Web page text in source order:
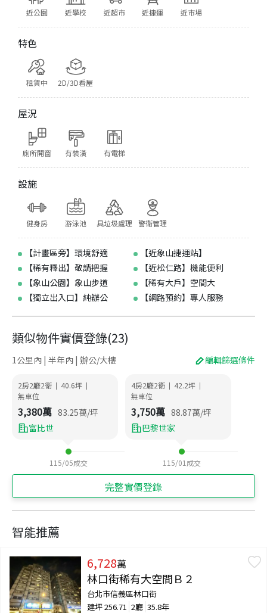
近公園 近學校 近超市 近捷運 近市場
特色
租賃中 2D/3D看屋
屋況
廁所開窗 有裝潢 有電梯
設施
健身房 游泳池 具垃圾處理 警衛管理
【計畫區旁】環境舒適
【近象山捷運站】
【稀有釋出】敬請把握
【近松仁路】機能便利
【象山公園】象山步道
【稀有大戶】空間大
【獨立出入口】純辦公
【網路預約】專人服務
類似物件實價登錄(23)
1公里內 | 半年內 | 辦公/大樓 編輯篩選條件
2房2廳2衛 | 40.6坪 |
無車位
3,380萬 83.25萬/坪
富比世
115/05成交
4房2廳2衛 | 42.2坪 |
無車位
3,750萬 88.87萬/坪
巴黎世家
115/01 成交
完整實價登錄
智能推薦
6,728萬
林口街稀有大空間Ｂ２
台北市信義區林口街
建坪256.71 2廳 35.8年